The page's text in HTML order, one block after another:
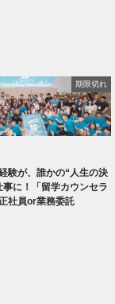
期限切れ
験が、誰かの“人生の決
事に！「留学カウンセラ
社員or業務委託